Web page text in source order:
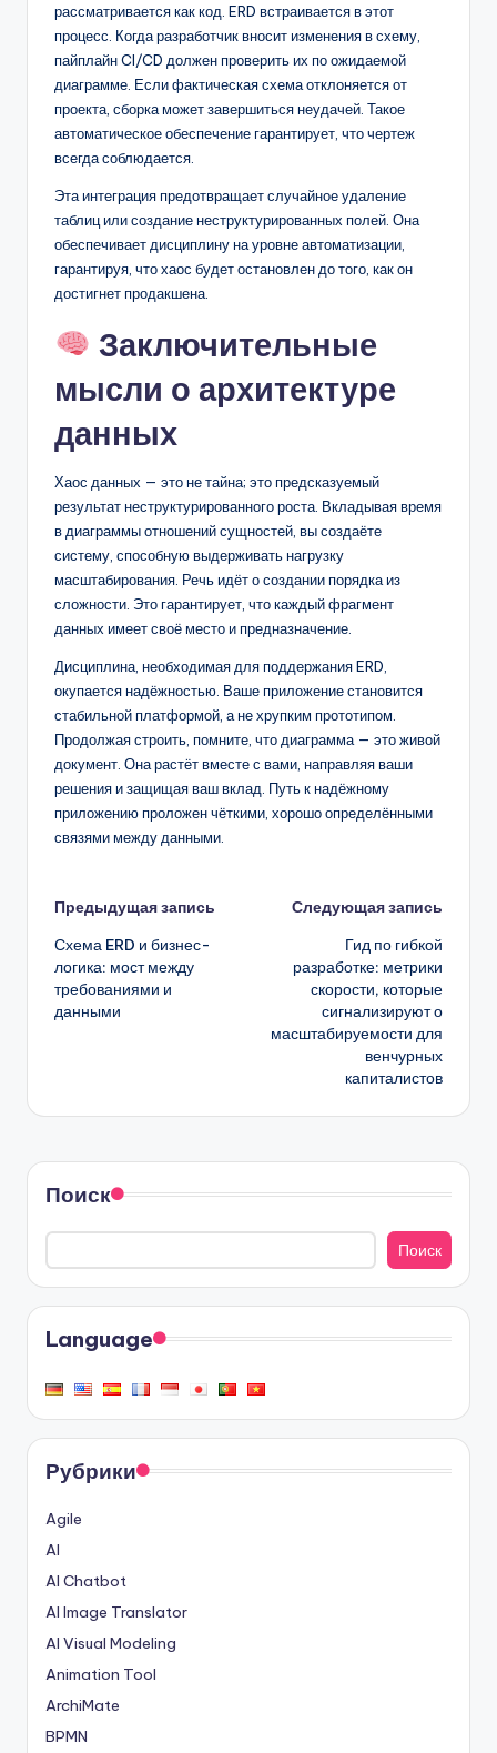
рассматривается как код. ERD встраивается в этот
процесс. Когда разработчик вносит изменения в схему,
пайплайн CI/CD должен проверить их по ожидаемой
диаграмме. Если фактическая схема отклоняется от
проекта, сборка может завершиться неудачей. Такое
автоматическое обеспечение гарантирует, что чертеж
всегда соблюдается.
Эта интеграция предотвращает случайное удаление
таблиц или создание неструктурированных полей. Она
обеспечивает дисциплину на уровне автоматизации,
гарантируя, что хаос будет остановлен до того, как он
достигнет продакшена.
Заключительные
мысли о архитектуре
данных
Хаос данных — это не тайна; это предсказуемый
результат неструктурированного роста. Вкладывая время
в диаграммы отношений сущностей, вы создаёте
систему, способную выдерживать нагрузку
масштабирования. Речь идёт о создании порядка из
сложности. Это гарантирует, что каждый фрагмент
данных имеет своё место и предназначение.
Дисциплина, необходимая для поддержания ERD,
окупается надёжностью. Ваше приложение становится
стабильной платформой, а не хрупким прототипом.
Продолжая строить, помните, что диаграмма — это живой
документ. Она растёт вместе с вами, направляя ваши
решения и защищая ваш вклад. Путь к надёжному
приложению проложен чёткими, хорошо определёнными
связями между данными.
Навигация
записи
Предыдущая запись
Схема ERD и бизнес-
логика: мост между
требованиями и
данными
Следующая запись
Гид по гибкой
разработке: метрики
скорости, которые
сигнализируют о
масштабируемости для
венчурных
капиталистов
Поиск
Поиск
Language
Рубрики
Agile
AI
AI Chatbot
AI Image Translator
AI Visual Modeling
Animation Tool
ArchiMate
BPMN